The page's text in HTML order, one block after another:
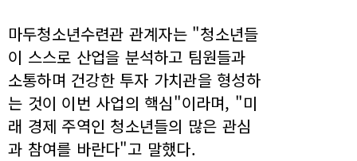
마두청소년수련관 관계자는 "청소년들
이 스스로 산업을 분석하고 팀원들과
소통하며 건강한 투자 가치관을 형성하
는 것이 이번 사업의 핵심"이라며, "미
래 경제 주역인 청소년들의 많은 관심
과 참여를 바란다"고 말했다.